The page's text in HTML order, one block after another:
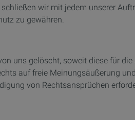
schließen wir mit jedem unserer
zu gewähren.
uns gelöscht, soweit diese für
auf freie Meinungsäußerung
von Rechtsansprüchen